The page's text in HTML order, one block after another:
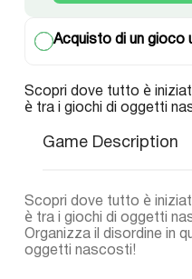
Acquisto di un gioco
Scopri dove tutto è
è tra i giochi di oggetti
Game Description
Scopri dove tutto è
è tra i giochi di oggetti
Organizza il disordine in
oggetti nascosti!